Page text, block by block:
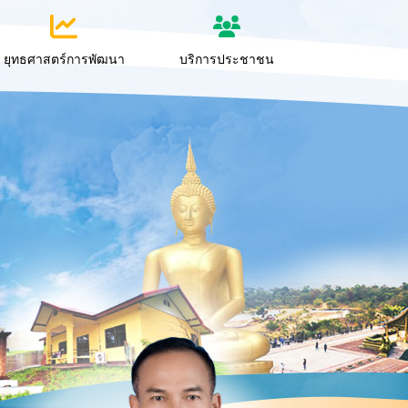
ยุทธศาสตร์การพัฒนา บริการประชาชน